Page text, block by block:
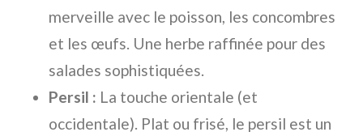
merveille avec le poisson, les concombres
et les œufs. Une herbe raffinée pour des
salades sophistiquées.
Persil : La touche orientale (et
occidentale). Plat ou frisé, le persil est un